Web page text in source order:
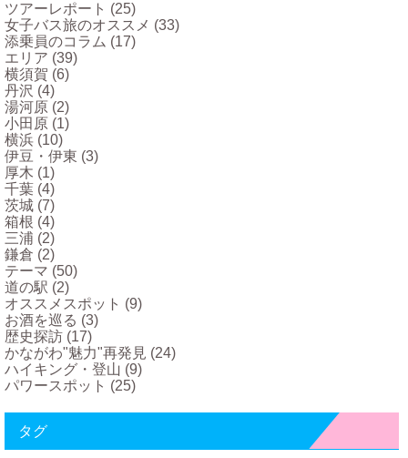
ツアーレポート (25)
女子バス旅のオススメ (33)
添乗員のコラム (17)
エリア (39)
横須賀 (6)
丹沢 (4)
湯河原 (2)
小田原 (1)
横浜 (10)
伊豆・伊東 (3)
厚木 (1)
千葉 (4)
茨城 (7)
箱根 (4)
三浦 (2)
鎌倉 (2)
テーマ (50)
道の駅 (2)
オススメスポット (9)
お酒を巡る (3)
歴史探訪 (17)
かながわ"魅力"再発見 (24)
ハイキング・登山 (9)
パワースポット (25)
タグ